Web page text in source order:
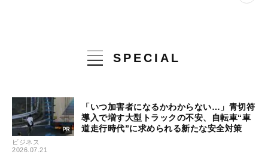
SPECIAL
ビジネス
2026.07.21
「いつ加害者になるかわからない…」青切符
導入で増す大型トラックの不安、自転車“車
道走行時代”に求められる新たな安全対策